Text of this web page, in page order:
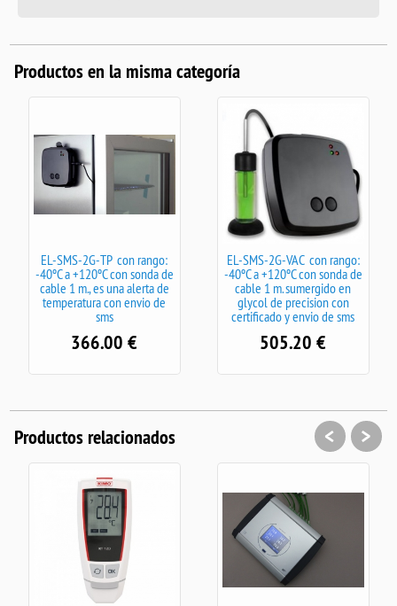
Productos en la misma categoría
EL-SMS-2G-TP con rango:
-40ºC a +120ºC con sonda de
cable 1 m., es una alerta de
temperatura con envio de
sms
366.00 €
EL-SMS-2G-VAC con rango:
-40ºC a +120ºC con sonda de
cable 1 m. sumergido en
glycol de precision con
certificado y envio de sms
505.20 €
Productos relacionados < >